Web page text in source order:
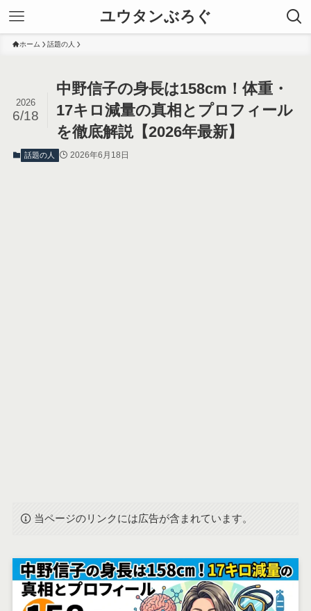
ユウタンぶろぐ
ホーム 話題の人
中野信子の身長は158cm！体重・
17キロ減量の真相とプロフィール
を徹底解説【2026年最新】
2026
6/18
話題の人 2026年6月18日
当ページのリンクには広告が含まれています。